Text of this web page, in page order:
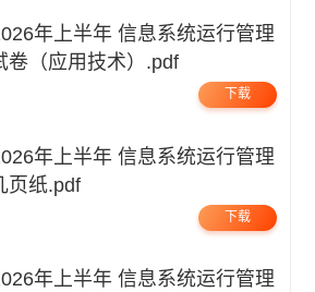
卷（应用技术）.pdf
下载
页纸.pdf
下载